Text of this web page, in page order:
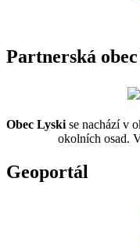
Partnerská
Obec Lyski se nachází v
okolních osad.
Geoportál